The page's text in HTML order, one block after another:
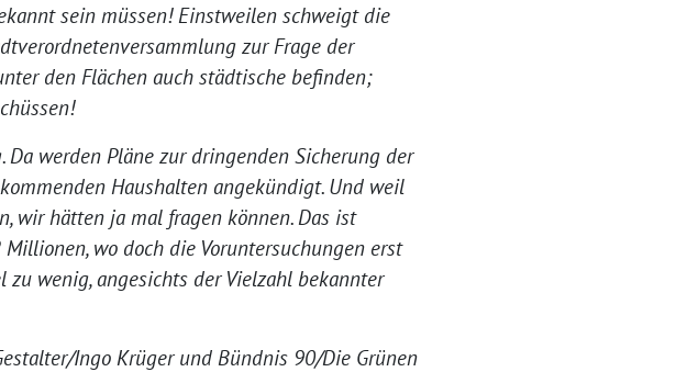
sein müssen! Einstweilen schweigt die
zur Frage der
den Flächen auch städtische befinden;
werden Pläne zur dringenden Sicherung der
Haushalten angekündigt. Und weil
wir hätten ja mal fragen können. Das ist
wo doch die Voruntersuchungen erst
wenig, angesichts der Vielzahl bekannter
Ingo Krüger und Bündnis 90/Die Grünen